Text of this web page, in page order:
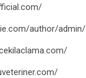
author/admin/